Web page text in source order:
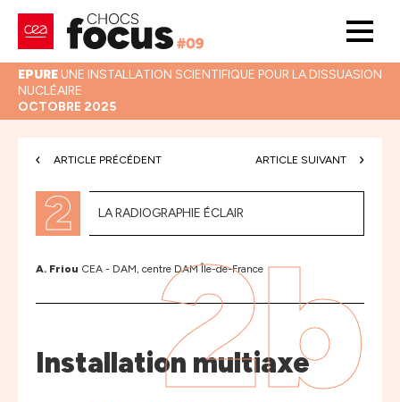
EPURE UNE INSTALLATION SCIENTIFIQUE POUR LA DISSUASION
NUCLÉAIRE
OCTOBRE 2025
ARTICLE PRÉCÉDENT ARTICLE SUIVANT
2 LA RADIOGRAPHIE ÉCLAIR
2b
Installation multiaxe
A. Friou CEA - DAM, centre DAM Île-de-France